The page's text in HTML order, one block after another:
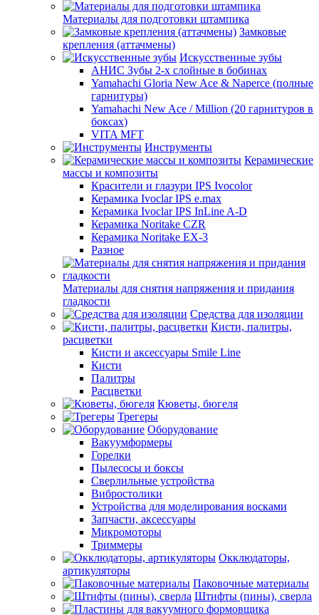
Материалы для подготовки штампика
Замковые
крепления (аттачмены)
Искусственные зубы
АНИС Зубы 2-х слойные в бобинах
Yamahachi Gloria New Ace & Naperce (полные
гарнитуры)
Yamahachi New Ace / Million (20 гарнитуров в
боксах)
VITA MFT
Инструменты
Керамические
массы и композиты
Красители и глазури IPS Ivocolor
Керамика Ivoclar IPS e.max
Керамика Ivoclar IPS InLine A-D
Керамика Noritake CZR
Керамика Noritake EX-3
Разное
Материалы для снятия напряжения и придания
гладкости
Средства для изоляции
Кисти, палитры,
расцветки
Кисти и аксессуары Smile Line
Кисти
Палитры
Расцветки
Кюветы, бюгеля
Трегеры
Оборудование
Вакуумформеры
Горелки
Пылесосы и боксы
Сверлильные устройства
Вибростолики
Устройства для моделирования восками
Запчасти, аксессуары
Микромоторы
Триммеры
Окклюдаторы,
артикуляторы
Паковочные материалы
Штифты (пины), сверла